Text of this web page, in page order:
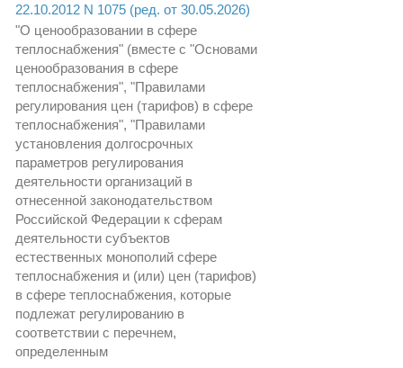
22.10.2012 N 1075 (ред. от 30.05.2026)
"О ценообразовании в сфере
теплоснабжения" (вместе с "Основами
ценообразования в сфере
теплоснабжения", "Правилами
регулирования цен (тарифов) в сфере
теплоснабжения", "Правилами
установления долгосрочных
параметров регулирования
деятельности организаций в
отнесенной законодательством
Российской Федерации к сферам
деятельности субъектов
естественных монополий сфере
теплоснабжения и (или) цен (тарифов)
в сфере теплоснабжения, которые
подлежат регулированию в
соответствии с перечнем,
определенным